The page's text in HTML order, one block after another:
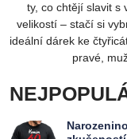
ty, co chtějí slavit s
velikostí – stačí si
ideální dárek ke
pravé,